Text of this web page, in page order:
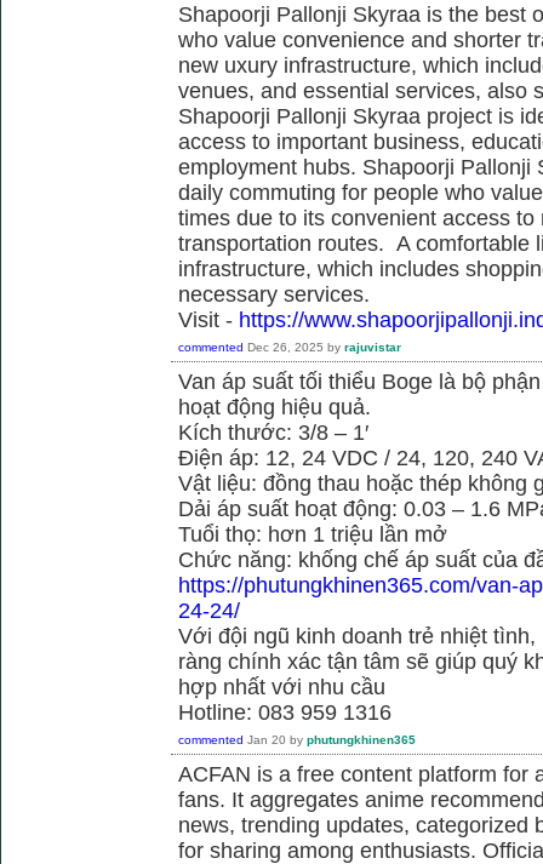
Shapoorji Pallonji Skyraa is the best
who value convenience and shorter
new uxury infrastructure, which
venues, and essential services, also
Shapoorji Pallonji Skyraa project is
access to important business,
employment hubs. Shapoorji Pallonji
daily commuting for people who
times due to its convenient access
transportation routes. A comfortable
infrastructure, which includes
necessary services.
Visit - https://
commented Dec 26, 2025 by rajuvistar
Van áp suất tối thiểu Boge là bộ
hoạt động hiệu quả.
Kích thước: 3/8 – 1′
Điện áp: 12, 24 VDC / 24, 120, 240
Vật liệu: đồng thau hoặc thép không
Dải áp suất hoạt động: 0.03 – 1.6
Tuổi thọ: hơn 1 triệu lần mở
Chức năng: khống chế áp suất của
https://phutungkhinen365.com/van-
24-24/
Với đội ngũ kinh doanh trẻ nhiệt
ràng chính xác tận tâm sẽ giúp quý
hợp nhất với nhu cầu
Hotline: 083 959 1316
commented Jan 20 by phutungkhinen365
ACFAN is a free content platform for
fans. It aggregates anime
news, trending updates, categorized
for sharing among enthusiasts.